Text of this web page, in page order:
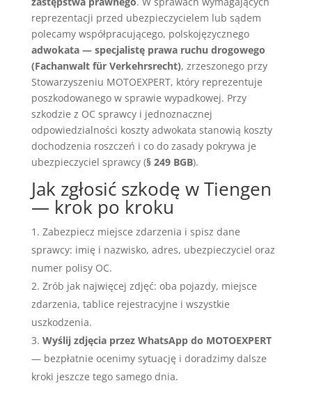
reprezentacji przed ubezpieczycielem lub sądem
polecamy współpracującego, polskojęzycznego
adwokata — specjalistę prawa ruchu drogowego
(Fachanwalt für Verkehrsrecht), zrzeszonego przy
Stowarzyszeniu MOTOEXPERT, który reprezentuje
poszkodowanego w sprawie wypadkowej. Przy
szkodzie z OC sprawcy i jednoznacznej
odpowiedzialności koszty adwokata stanowią koszty
dochodzenia roszczeń i co do zasady pokrywa je
ubezpieczyciel sprawcy (§ 249 BGB).
Jak zgłosić szkodę w Tiengen
— krok po kroku
Zabezpiecz miejsce zdarzenia i spisz dane
sprawcy: imię i nazwisko, adres, ubezpieczyciel oraz
numer polisy OC.
Zrób jak najwięcej zdjęć: oba pojazdy, miejsce
zdarzenia, tablice rejestracyjne i wszystkie
uszkodzenia.
Wyślij zdjęcia przez WhatsApp do MOTOEXPERT
— bezpłatnie ocenimy sytuację i doradzimy dalsze
kroki jeszcze tego samego dnia.